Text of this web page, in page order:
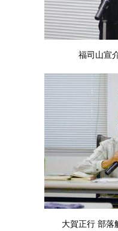
福司山宣
大賀正行 部落